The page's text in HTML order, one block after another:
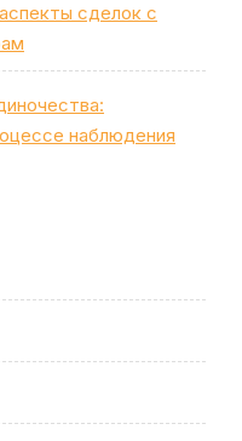
сделок с
наблюдения